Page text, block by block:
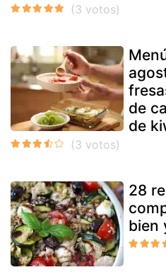
de
de
28
bien